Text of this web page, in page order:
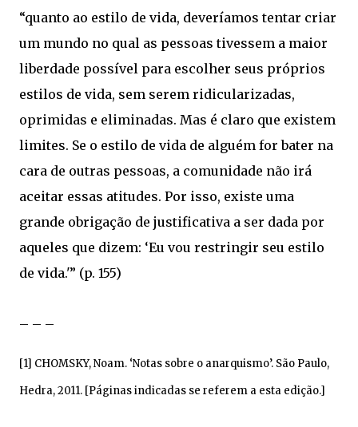
“quanto ao estilo de vida, deveríamos tentar criar
um mundo no qual as pessoas tivessem a maior
liberdade possível para escolher seus próprios
estilos de vida, sem serem ridicularizadas,
oprimidas e eliminadas. Mas é claro que existem
limites. Se o estilo de vida de alguém for bater na
cara de outras pessoas, a comunidade não irá
aceitar essas atitudes. Por isso, existe uma
grande obrigação de justificativa a ser dada por
aqueles que dizem: ‘Eu vou restringir seu estilo
de vida.'” (p. 155)
– – –
[1] CHOMSKY, Noam. ‘Notas sobre o anarquismo’. São Paulo,
Hedra, 2011. [Páginas indicadas se referem a esta edição.]